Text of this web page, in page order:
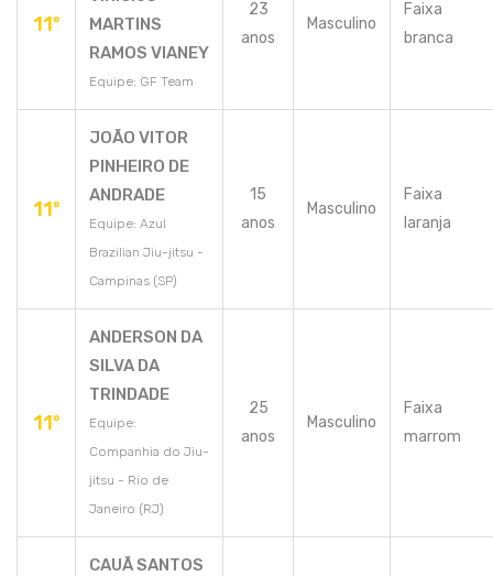
11º
MARTINS
RAMOS VIANEY
Equipe: GF Team
23
anos
Masculino
Faixa
branca
11º
JOÃO VITOR
PINHEIRO DE
ANDRADE
Equipe: Azul
Brazilian Jiu-jitsu -
Campinas (SP)
15
anos
Masculino
Faixa
laranja
11º
ANDERSON DA
SILVA DA
TRINDADE
Equipe:
Companhia do Jiu-
jitsu - Rio de
Janeiro (RJ)
25
anos
Masculino
Faixa
marrom
CAUÃ SANTOS